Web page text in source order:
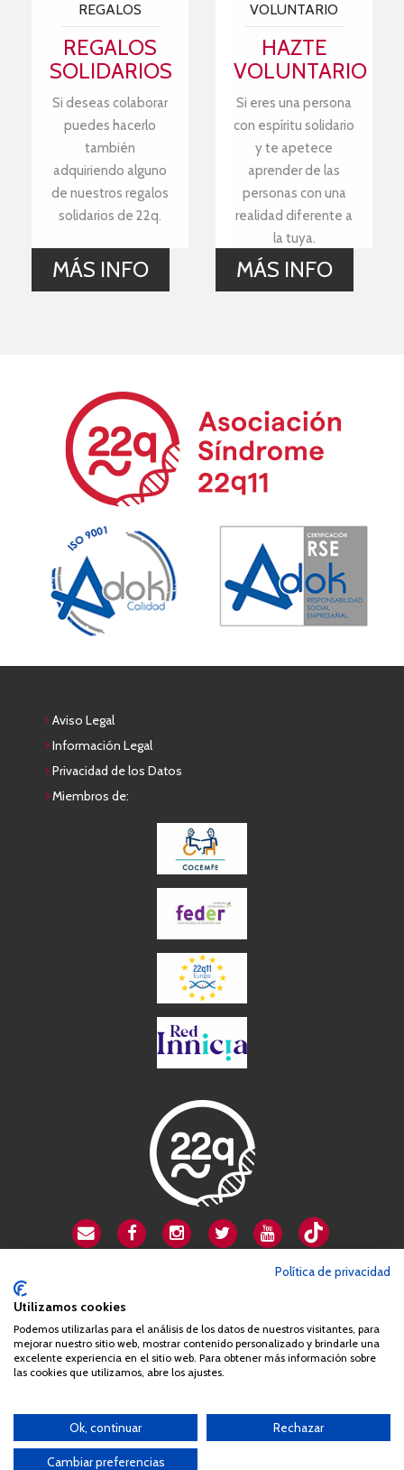
REGALOS
REGALOS
SOLIDARIOS
Si deseas colaborar
puedes hacerlo
también
adquiriendo alguno
de nuestros regalos
solidarios de 22q.
MÁS INFO
VOLUNTARIO
HAZTE
VOLUNTARIO
Si eres una persona
con espíritu solidario
y te apetece
aprender de las
personas con una
realidad diferente a
la tuya.
MÁS INFO
Aviso Legal
Información Legal
Privacidad de los Datos
Miembros de:
+34 663 812 863
distribución de la totalidad o parte de los contenidos del sitio web
sin el consentimiento por escrito de la Asociación España
Síndrome 22q11 (AES22q)
Política de privacidad
Utilizamos cookies
Podemos utilizarlas para el análisis de los datos de nuestros visitantes, para
mejorar nuestro sitio web, mostrar contenido personalizado y brindarle una
excelente experiencia en el sitio web. Para obtener más información sobre
las cookies que utilizamos, abre los ajustes.
Ok, continuar Rechazar
Cambiar preferencias